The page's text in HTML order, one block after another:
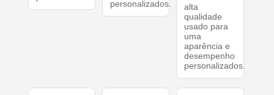
personalizados.
alta
qualidade
usado para
uma
aparência e
desempenho
personalizados.